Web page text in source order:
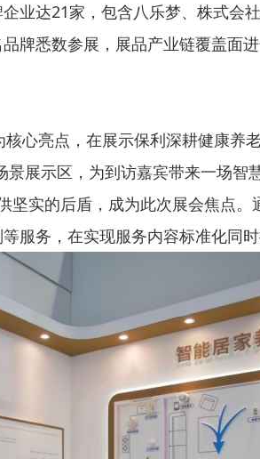
达21家，包含八乐梦、株式会
牌悉数参展，展品产业链覆盖面
心亮点，在展示保利深耕健康养
展示区，为到访嘉宾带来一场智
实的后盾，成为此次展会焦点
服务，在实现服务内容标准化同时